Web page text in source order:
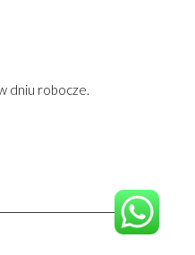
dniu robocze.